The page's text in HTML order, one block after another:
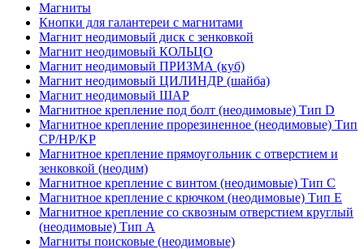
Магниты
Кнопки для галантереи с магнитами
Магнит неодимовый диск с зенковкой
Магнит неодимовый КОЛЬЦО
Магнит неодимовый ПРИЗМА (куб)
Магнит неодимовый ЦИЛИНДР (шайба)
Магнит неодимовый ШАР
Магнитное крепление под болт (неодимовые) Тип D
Магнитное крепление прорезиненное (неодимовые) Тип
CP/HP/KP
Магнитное крепление прямоугольник с отверстием и
зенковкой (неодим)
Магнитное крепление с винтом (неодимовые) Тип С
Магнитное крепление с крючком (неодимовые) Тип Е
Магнитное крепление со сквозным отверстием круглый
(неодимовые) Тип А
Магниты поисковые (неодимовые)